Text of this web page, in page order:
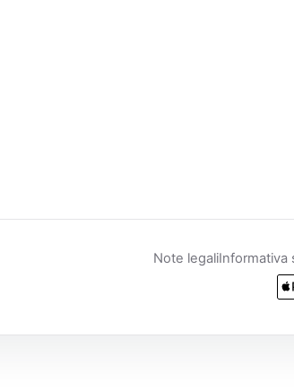
Note legaliInformativa